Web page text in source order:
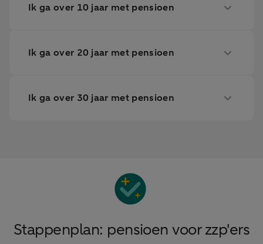
Ik ga over 10 jaar met pensioen
Ik ga over 20 jaar met pensioen
Ik ga over 30 jaar met pensioen
Stappenplan: pensioen voor zzp'ers